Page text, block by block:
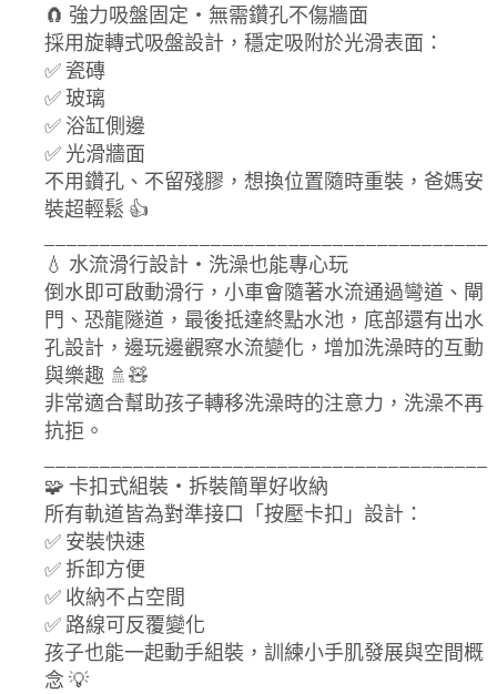
🧲 強力吸盤固定・無需鑽孔不傷牆面
採用旋轉式吸盤設計，穩定吸附於光滑表面：
✅ 瓷磚
✅ 玻璃
✅ 浴缸側邊
✅ 光滑牆面
不用鑽孔、不留殘膠，想換位置隨時重裝，爸媽安
裝超輕鬆 👍
💧 水流滑行設計・洗澡也能專心玩
倒水即可啟動滑行，小車會隨著水流通過彎道、閘
門、恐龍隧道，最後抵達終點水池，底部還有出水
孔設計，邊玩邊觀察水流變化，增加洗澡時的互動
與樂趣 🚿🧸
非常適合幫助孩子轉移洗澡時的注意力，洗澡不再
抗拒。
🧩 卡扣式組裝・拆裝簡單好收納
所有軌道皆為對準接口「按壓卡扣」設計：
✅ 安裝快速
✅ 拆卸方便
✅ 收納不占空間
✅ 路線可反覆變化
孩子也能一起動手組裝，訓練小手肌發展與空間概
念 💡